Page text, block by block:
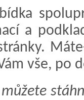
a
vše, po